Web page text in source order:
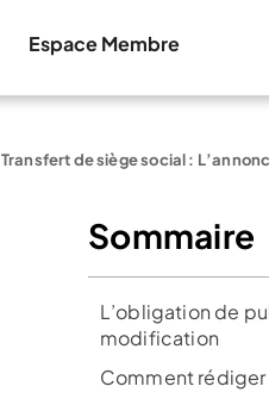
Espace Membre
Transfert de siège social :
Sommaire
L’obligation de
modification
Comment rédiger